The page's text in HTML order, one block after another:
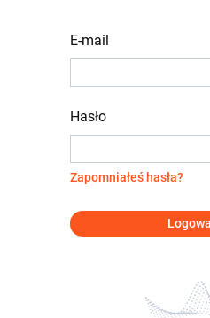
E-mail
Hasło
Zapomniałeś hasła?